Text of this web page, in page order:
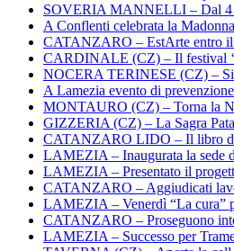
SOVERIA MANNELLI – Dal 4
A Conflenti celebrata la
CATANZARO – EstArte entro il
CARDINALE (CZ) – Il festival
NOCERA TERINESE (CZ) –
A Lamezia evento di
MONTAURO (CZ) – Torna la
GIZZERIA (CZ) – La Sagra
CATANZARO LIDO – Il libro
LAMEZIA – Inaugurata la sede
LAMEZIA – Presentato il
CATANZARO – Aggiudicati
LAMEZIA – Venerdì “La cura”
CATANZARO – Proseguono
LAMEZIA – Successo per